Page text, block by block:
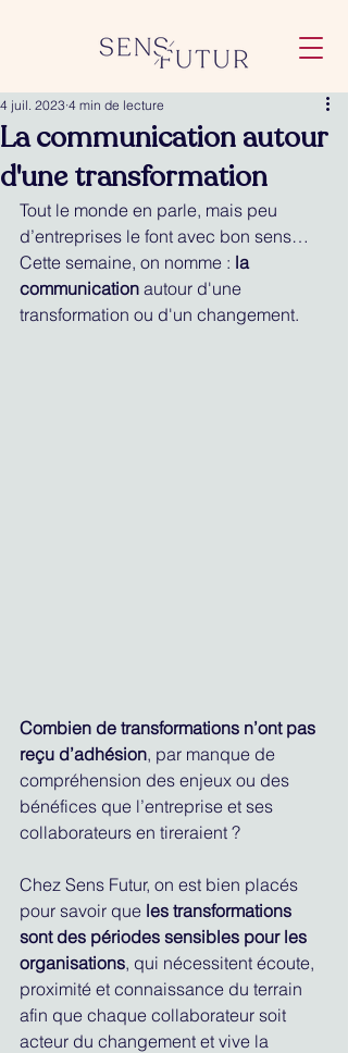
La communication autour
d'une transformation
4 juil. 2023 4 min de lecture
Tout le monde en parle, mais peu
d’entreprises le font avec bon sens…
Cette semaine, on nomme : la
communication autour d'une
transformation ou d'un changement.
Combien de transformations n’ont pas
reçu d’adhésion, par manque de
compréhension des enjeux ou des
bénéfices que l’entreprise et ses
collaborateurs en tireraient ?
Chez Sens Futur, on est bien placés
pour savoir que les transformations
sont des périodes sensibles pour les
organisations, qui nécessitent écoute,
proximité et connaissance du terrain
afin que chaque collaborateur soit
acteur du changement et vive la